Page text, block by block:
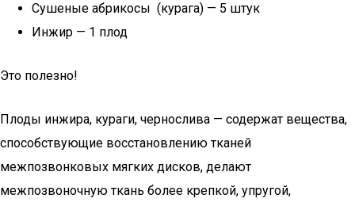
Сушеные абрикосы (курага) — 5 штук
Инжир — 1 плод
Это полезно!
Плоды инжира, кураги, чернослива — содержат вещества,
способствующие восстановлению тканей
межпозвонковых мягких дисков, делают
межпозвоночную ткань более крепкой, упругой,